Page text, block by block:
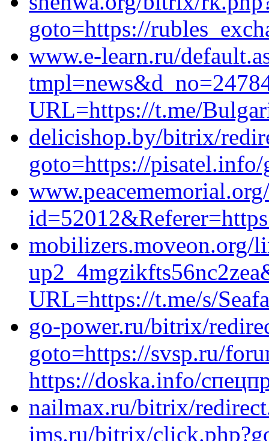
goto=https://
www.e-learn.ru/
URL=https://t.me/
delicishop.by/bitrix/
goto=https://
mobilizers.moveon.org/
URL=https://t.me/s/
go-power.ru/bitrix/
goto=https://svsp.ru/
https://doska.info/
nailmax.ru/bitrix/
ims.ru/bitrix/